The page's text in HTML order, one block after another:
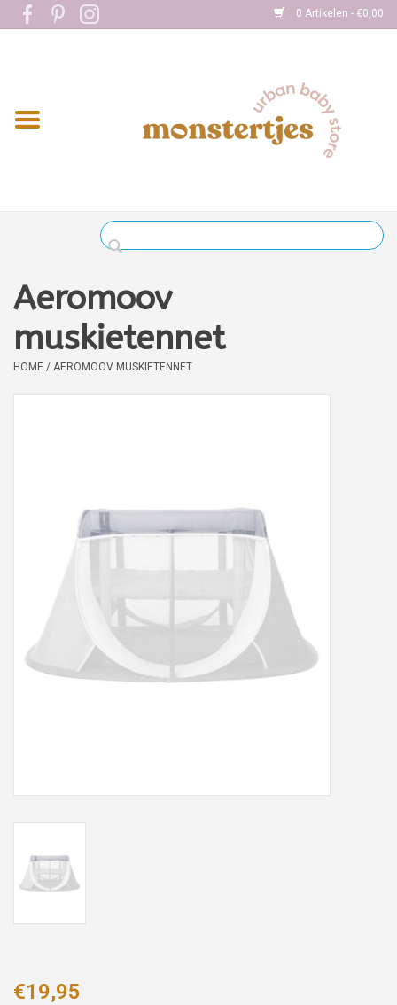
0 Artikelen - €0,00
Home
Kleding
Boekjes
Naar school
Merken
Aeromoov
muskietennet
HOME / AEROMOOV MUSKIETENNET
€19,95